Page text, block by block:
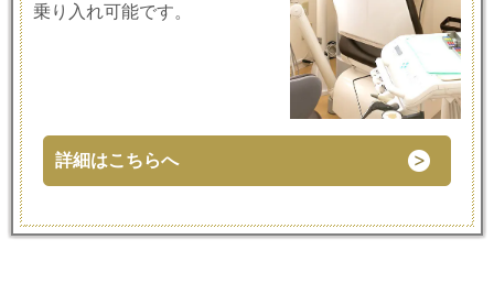
乗り入れ可能です。
詳細はこちらへ